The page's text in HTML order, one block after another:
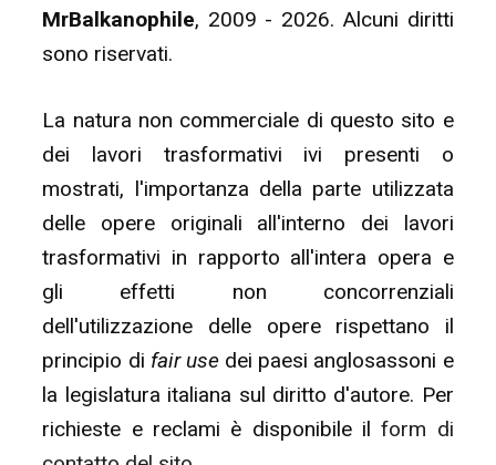
MrBalkanophile, 2009 - 2026. Alcuni diritti
sono riservati.
La natura non commerciale di questo sito e
dei lavori trasformativi ivi presenti o
mostrati, l'importanza della parte utilizzata
delle opere originali all'interno dei lavori
trasformativi in rapporto all'intera opera e
gli effetti non concorrenziali
dell'utilizzazione delle opere rispettano il
principio di fair usedei paesi anglosassoni e
la legislatura italiana sul diritto d'autore. Per
richieste e reclami è disponibile ilform di